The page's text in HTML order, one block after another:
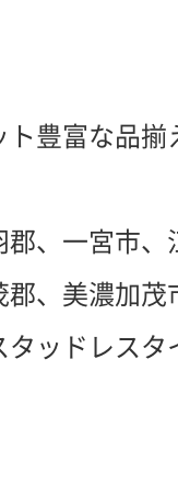
ト豊富な品揃
、一宮市
、美濃加茂
ッドレス